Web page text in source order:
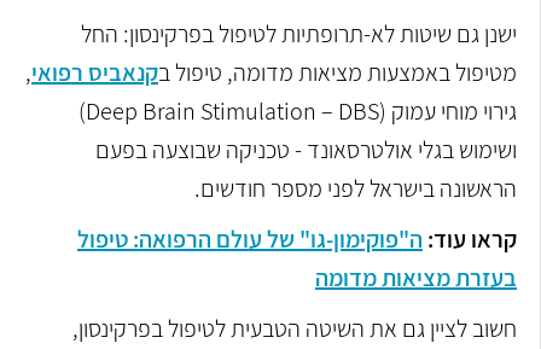
ישנן גם שיטות לא-תרופתיות לטיפול בפרקינסון: החל
מטיפול באמצעות מציאות מדומה, טיפול בקנאביס רפואי,
גירוי מוחי עמוק (Deep Brain Stimulation – DBS)
ושימוש בגלי אולטרסאונד - טכניקה שבוצעה בפעם
הראשונה בישראל לפני מספר חודשים.
קראו עוד: ה"פוקימון-גו" של עולם הרפואה: טיפול
בעזרת מציאות מדומה
חשוב לציין גם את השיטה הטבעית לטיפול בפרקינסון,